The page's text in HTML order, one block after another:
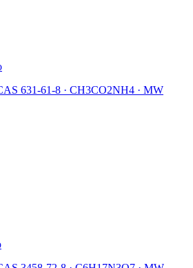
631-61-8 · CH3CO2NH4 · MW